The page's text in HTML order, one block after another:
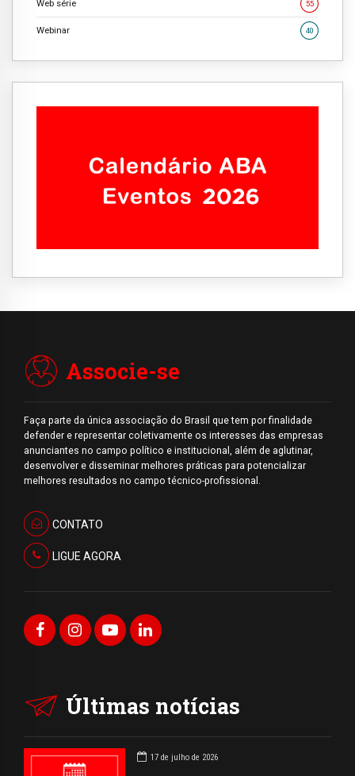
Web série 55
Webinar 40
Associe-se
Faça parte da única associação do Brasil que tem por finalidade
defender e representar coletivamente os interesses das empresas
anunciantes no campo político e institucional, além de aglutinar,
desenvolver e disseminar melhores práticas para potencializar
melhores resultados no campo técnico-profissional.
CONTATO
LIGUE AGORA
Últimas notícias
17 de julho de 2026